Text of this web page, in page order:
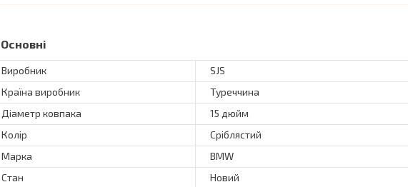
Основні
Виробник
SJS
Країна виробник
Туреччина
Діаметр ковпака
15 дюйм
Колір
Сріблястий
Марка
BMW
Стан
Новий